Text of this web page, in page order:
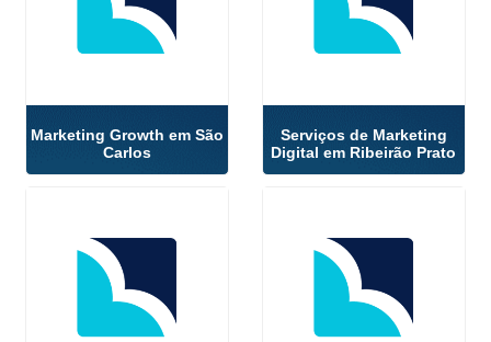
Marketing Growth em São
Carlos
Serviços de Marketing
Digital em Ribeirão Prato